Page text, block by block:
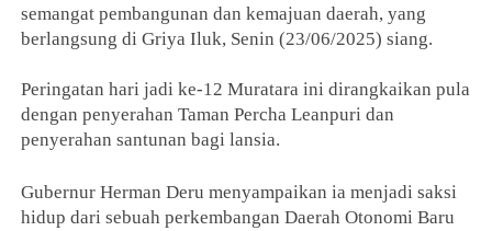
semangat pembangunan dan kemajuan daerah, yang
berlangsung di Griya Iluk, Senin (23/06/2025) siang.
Peringatan hari jadi ke-12 Muratara ini dirangkaikan pula
dengan penyerahan Taman Percha Leanpuri dan
penyerahan santunan bagi lansia.
Gubernur Herman Deru menyampaikan ia menjadi saksi
hidup dari sebuah perkembangan Daerah Otonomi Baru